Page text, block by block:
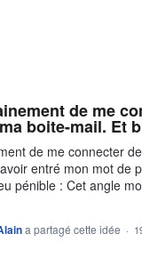
de me
boite-mail. Et
de me connecter
entré mon mot de
pénible : Cet angle
a partagé cette idée ·